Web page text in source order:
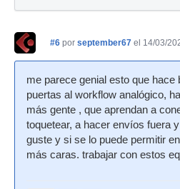
#6 por september67 el 14/03/
me parece genial esto que hace
puertas al workflow analógico,
más gente , que aprendan a
toquetear, a hacer envíos fuera
guste y si se lo puede permitir
más caras. trabajar con estos